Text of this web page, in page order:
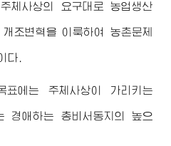
체사상의 요구대로 농업생산
조변혁을 이룩하여 농촌문제
다.
표에는 주체사상이 가리키는
경애하는 총비서동지 의 높으